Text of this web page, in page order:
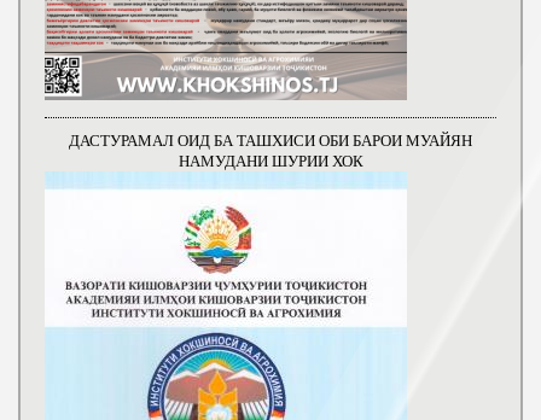
ДАСТУРАМАЛ ОИД БА ТАШХИСИ ОБИ БАРОИ МУАЙЯН
НАМУДАНИ ШУРИИ ХОК